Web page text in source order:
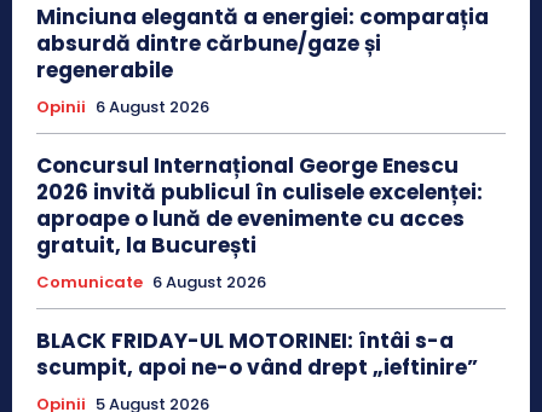
Minciuna elegantă a energiei: comparația
absurdă dintre cărbune/gaze și
regenerabile
Opinii 6 August 2026
Concursul Internațional George Enescu
2026 invită publicul în culisele excelenței:
aproape o lună de evenimente cu acces
gratuit, la București
Comunicate 6 August 2026
BLACK FRIDAY-UL MOTORINEI: întâi s-a
scumpit, apoi ne-o vând drept „ieftinire”
Opinii 5 August 2026